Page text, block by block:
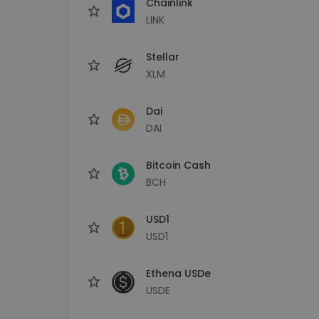
LINK
Stellar
XLM
Dai
DAI
Bitcoin Cash
BCH
USD1
USD1
Ethena USDe
USDE